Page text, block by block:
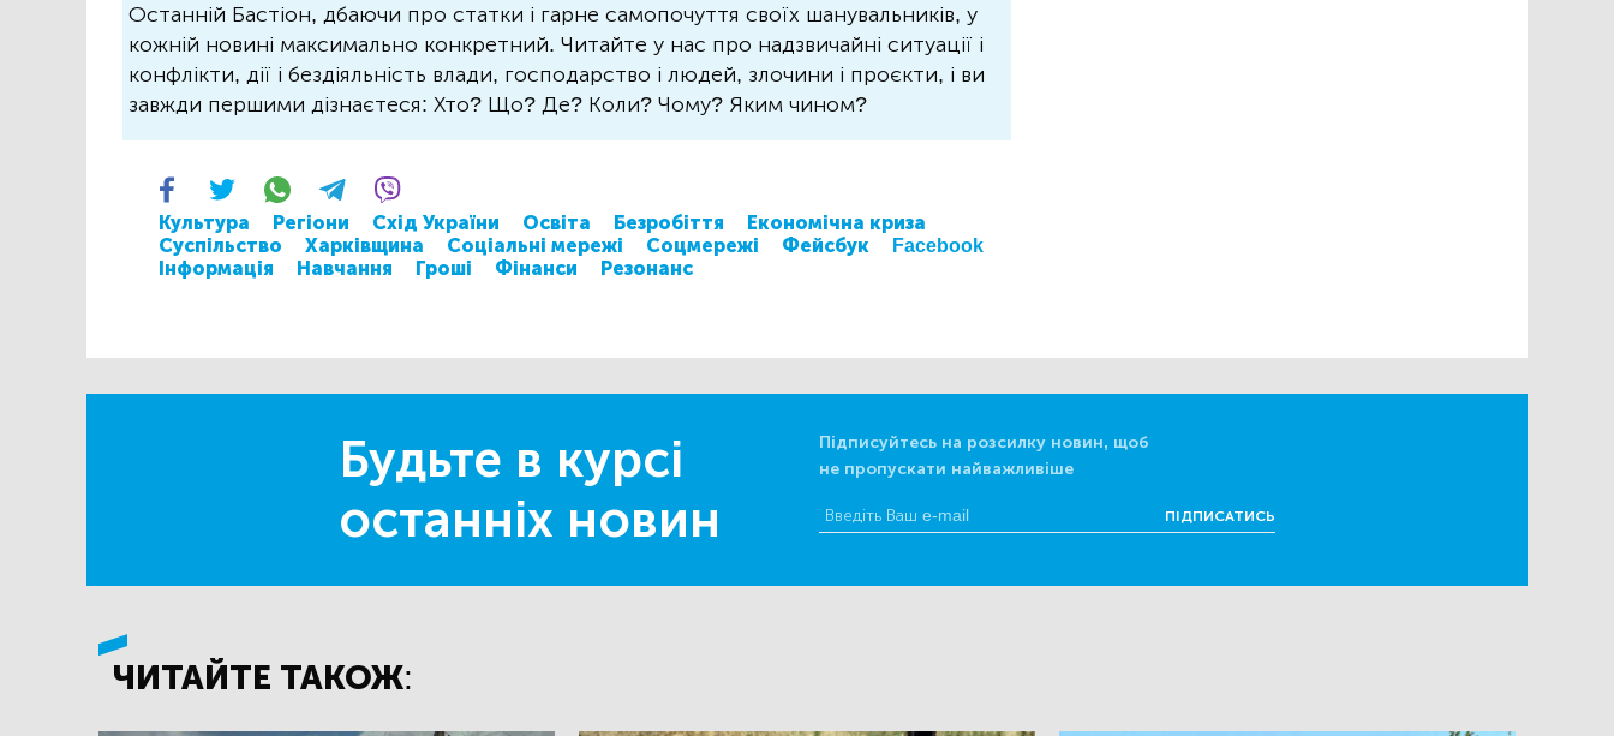
Останній Бастіон, дбаючи про статки і гарне самопочуття своїх шанувальників, у
кожній новині максимально конкретний. Читайте у нас про надзвичайні ситуації і
конфлікти, дії і бездіяльність влади, господарство і людей, злочини і проєкти, і ви
завжди першими дізнаєтеся: Хто? Що? Де? Коли? Чому? Яким чином?
Культура Регіони Схід України Освіта Безробіття
Економічна криза
Суспільство
Харківщина Соціальні мережі Соцмережі Фейсбук
Facebook
Інформація
Навчання Гроші Фінанси Резонанс
Будьте в курсі
останніх новин
Підписуйтесь на розсилку новин, щоб
не пропускати найважливіше
ПІДПИСАТИСЬ
ЧИТАЙТЕ ТАКОЖ: